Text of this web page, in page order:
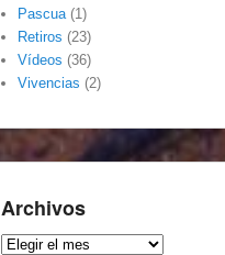
Pascua(1)
Retiros (23)
Vídeos (36)
Vivencias (2)
Archivos
Archivos